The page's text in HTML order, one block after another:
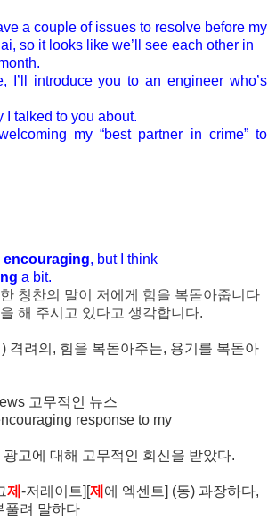
a couple of issues to resolve before my
so it looks like we’ll see each other in
I’ll introduce you to an engineer who’s
I talked to you about.
my “best partner in crime” to
encouraging, but I think
a bit.
칭찬의 말이 저에게 힘을 복돋아줍니다
해 주시고 있다고 생각합니다.
) 격려의 , 힘을 복돋아주는, 용기를 복돋아
고무적인 뉴스
response to my
광고에 대해 고무적인 회신을 받았다.
제 -저레이트][제 에 엑센트] (동) 과장하다,
풀려 말하다